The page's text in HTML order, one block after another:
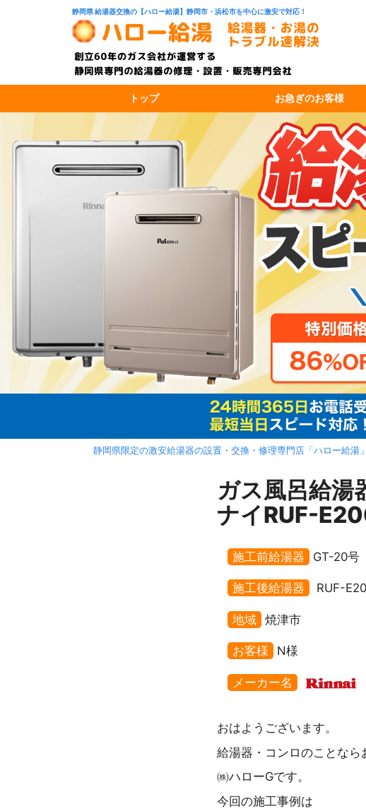
静岡県 給湯器交換の【ハロー給湯】静岡市・浜松市を中心に激安で対応！
トップ お急ぎのお客様
静岡県限定の激安給湯器の設置・交換・修理専門店「ハロー給湯」
ガス風呂給
ナイRUF-
施工前給湯器 GT-20号
施工後給湯器 RUF-
地域 焼津市
お客様 N様
メーカー名
おはようございます。
給湯器・コンロのことなら
㈱ハローGです。
今回の施工事例は